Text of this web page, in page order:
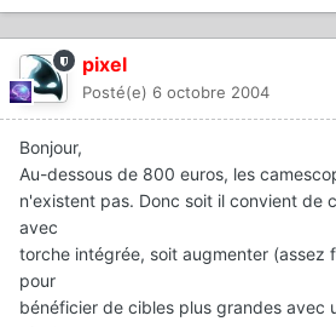
pixel
Posté(e) 6 octobre 2004
Bonjour,
Au-dessous de 800 euros, les
n'existent pas. Donc soit il convient de
avec
torche intégrée, soit augmenter (assez
pour
bénéficier de cibles plus grandes avec